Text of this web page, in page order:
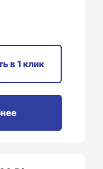
в 1 клик